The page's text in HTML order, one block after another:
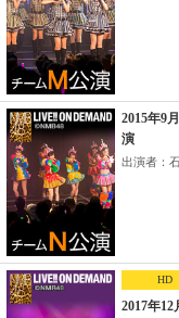
2015年9
演
出演者：
HD
2017年